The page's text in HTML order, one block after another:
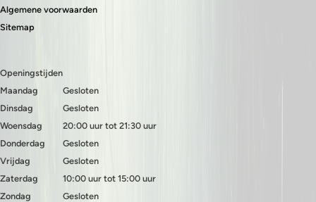
Algemene voorwaarden
Sitemap
Openingstijden
Maandag
Dinsdag
Woensdag
Donderdag
Vrijdag
Zaterdag
Zondag
Gesloten
Gesloten
20:00 uur tot 21:30 uur
Gesloten
Gesloten
10:00 uur tot 15:00 uur
Gesloten